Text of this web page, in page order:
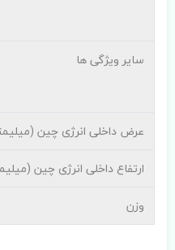
سایر ویژگی ها
عرض داخلی انرژی چین
ارتفاع داخلی انرژی چین
وزن